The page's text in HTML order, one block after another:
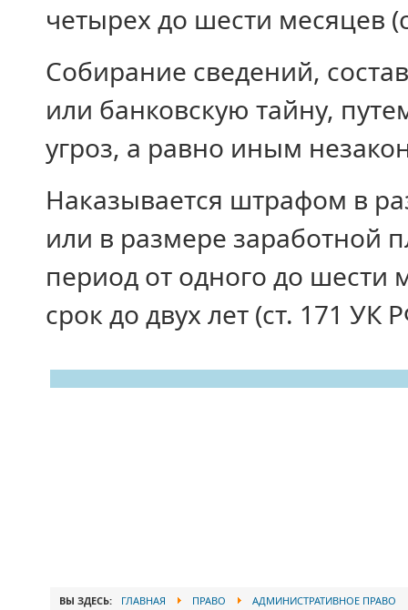
четырех до шести месяцев
Собирание сведений,
или банковскую тайну,
угроз, а равно иным
Наказывается штрафом в
или в размере заработной
период от одного до
срок до двух лет (ст. 171 УК
ВЫ ЗДЕСЬ: ГЛАВНАЯ ПРАВО АДМИНИСТРАТИВНОЕ ПРАВО